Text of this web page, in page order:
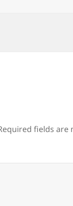
fields